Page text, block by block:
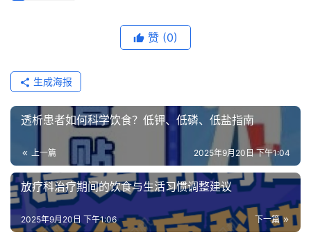
赞 (0)
生成海报
透析患者如何科学饮食？低钾、低磷、低盐指南
上一篇 2025年9月20日 下午1:04
放疗科治疗期间的饮食与生活习惯调整建议
下一篇
2025年9月20日 下午1:06